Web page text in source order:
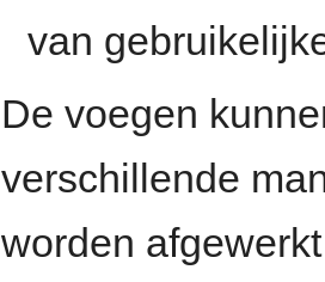
van
De voegen
verschillende
worden